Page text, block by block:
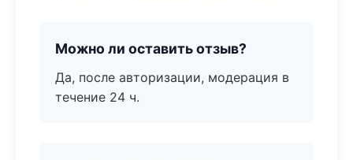
Можно ли оставить отзыв?
Да, после авторизации, модерация в
течение 24 ч.